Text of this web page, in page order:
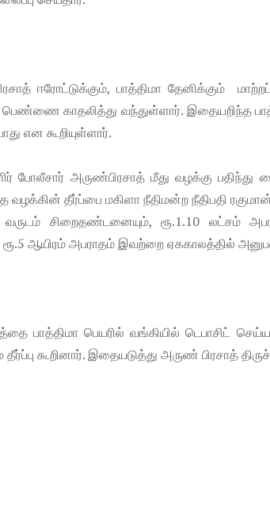
ஈரோட்டுக்கும், பாத்திமா தேனிக்கும்
காதலித்து வந்துள்ளார். இதையறிந்த
என கூறியுள்ளார்.
போலீசார் அருண்பிரசாத் மீது வழக்கு
தீர்ப்பை மகிளா நீதிமன்ற நீதிபதி ரகுமான்
சிறைதண்டனையும், ரூ.1.10 லட்சம்
ஆயிரம் அபராதம் இவற்றை ஏககாலத்தில்
பாத்திமா பெயரில் வங்கியில் டெபாசிட்
கூறினார். இதையடுத்து அருண் பிரசாத்